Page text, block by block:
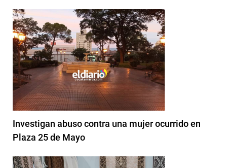
Investigan abuso contra una mujer ocurrido en
Plaza 25 de Mayo